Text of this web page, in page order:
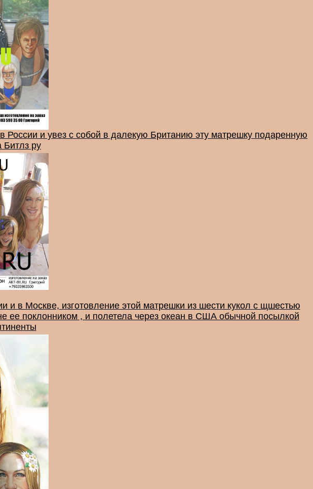
России и увез с собой в далекую Британию эту матрешку подаренную
Битлз ру
и в Москве, изготовление этой матрешки из шести кукол с щшестью
ее поклонником , и полетела через океан в США обычной посылкой